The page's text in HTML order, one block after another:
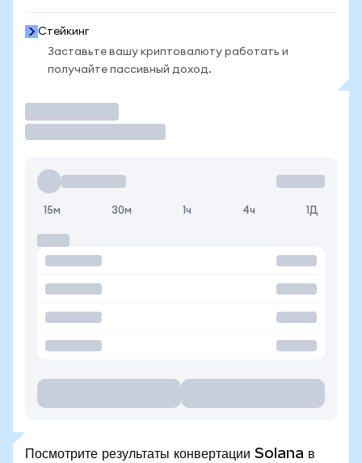
Стейкинг
Заставьте вашу криптовалюту работать и
получайте пассивный доход.
15м 30м 1ч 4ч 1Д
Посмотрите результаты конвертации Solana в